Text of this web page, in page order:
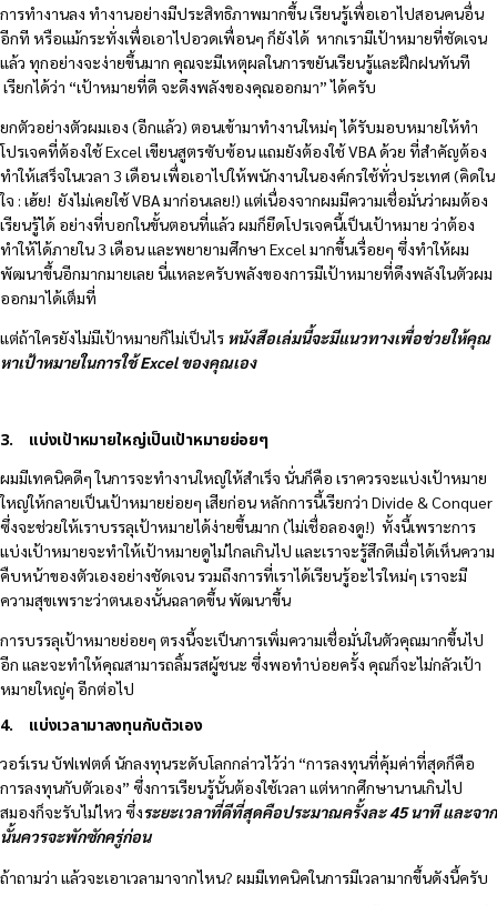
การทำงานลง ทำงานอย่างมีประสิทธิภาพมากขึ้น เรียนรู้เพื่อเอาไปสอนคนอื่น
อีกที หรือแม้กระทั่งเพื่อเอาไปอวดเพื่อนๆ ก็ยังได้ หากเรามีเป้าหมายที่ชัดเจน
แล้ว ทุกอย่างจะง่ายขึ้นมาก คุณจะมีเหตุผลในการขยันเรียนรู้และฝึกฝนทันที
เรียกได้ว่า “เป้าหมายที่ดี จะดึงพลังของคุณออกมา” ได้ครับ
ยกตัวอย่างตัวผมเอง (อีกแล้ว) ตอนเข้ามาทำงานใหม่ๆ ได้รับมอบหมายให้ทำ
โปรเจคที่ต้องใช้ Excel เขียนสูตรซับซ้อน แถมยังต้องใช้ VBA ด้วย ที่สำคัญต้อง
ทำให้เสร็จในเวลา 3 เดือน เพื่อเอาไปให้พนักงานในองค์กรใช้ทั่วประเทศ (คิดใน
ใจ : เฮ้ย! ยังไม่เคยใช้ VBA มาก่อนเลย!) แต่เนื่องจากผมมีความเชื่อมั่นว่าผมต้อง
เรียนรู้ได้ อย่างที่บอกในขั้นตอนที่แล้ว ผมก็ยึดโปรเจคนี้เป็นเป้าหมาย ว่าต้อง
ทำให้ได้ภายใน 3 เดือน และพยายามศึกษา Excel มากขึ้นเรื่อยๆ ซึ่งทำให้ผม
พัฒนาขึ้นอีกมากมายเลย นี่แหละครับพลังของการมีเป้าหมายที่ดึงพลังในตัวผม
ออกมาได้เต็มที่
แต่ถ้าใครยังไม่มีเป้าหมายก็ไม่เป็นไร หนังสือเล่มนี้จะมีแนวทางเพื่อช่วยให้คุณ
หาเป้าหมายในการใช้Excel ของคุณเอง
3. แบ่งเป้าหมายใหญ่เป็นเป้าหมายย่อยๆ
ผมมีเทคนิคดีๆ ในการจะทำงานใหญ่ให้สำเร็จ นั่นก็คือ เราควรจะแบ่งเป้าหมาย
ใหญ่ให้กลายเป็นเป้าหมายย่อยๆ เสียก่อน หลักการนี้เรียกว่า Divide & Conquer
ซึ่งจะช่วยให้เราบรรลุเป้าหมายได้ง่ายขึ้นมาก (ไม่เชื่อลองดู!) ทั้งนี้เพราะการ
แบ่งเป้าหมายจะทำให้เป้าหมายดูไม่ไกลเกินไป และเราจะรู้สึกดีเมื่อได้เห็นความ
คืบหน้าของตัวเองอย่างชัดเจน รวมถึงการที่เราได้เรียนรู้อะไรใหม่ๆ เราจะมี
ความสุขเพราะว่าตนเองนั้นฉลาดขึ้น พัฒนาขึ้น
การบรรลุเป้าหมายย่อยๆ ตรงนี้จะเป็นการเพิ่มความเชื่อมั่นในตัวคุณมากขึ้นไป
อีก และจะทำให้คุณสามารถลิ้มรสผู้ชนะ ซึ่งพอทำบ่อยครั้ง คุณก็จะไม่กลัวเป้า
หมายใหญ่ๆ อีกต่อไป
4. แบ่งเวลามาลงทุนกับตัวเอง
วอร์เรน บัฟเฟตต์ นักลงทุนระดับโลกกล่าวไว้ว่า “การลงทุนที่คุ้มค่าที่สุดก็คือ
การลงทุนกับตัวเอง” ซึ่งการเรียนรู้นั้นต้องใช้เวลา แต่หากศึกษานานเกินไป
สมองก็จะรับไม่ไหว ซึ่งระยะเวลาที่ดีที่สุดคือประมาณครั้งละ45 นาที และจาก
นั้นควรจะพักซักครู่ก่อน
ถ้าถามว่า แล้วจะเอาเวลามาจากไหน? ผมมีเทคนิคในการมีเวลามากขึ้นดังนี้ครับ